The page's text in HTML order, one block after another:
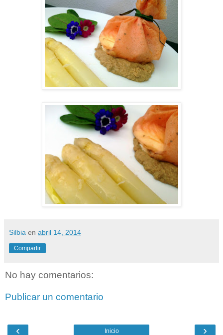
Silbia en abril 14, 2014
Compartir
No hay comentarios:
Publicar un comentario
‹ ›
Inicio